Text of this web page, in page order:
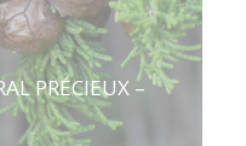
PRÉCIEUX –